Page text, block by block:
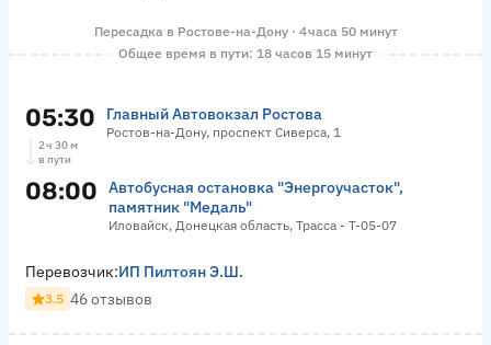
Пересадка в Ростове-на-Дону · 4 часа 50 минут
Общее время в пути: 18 часов 15 минут
05:30 Главный Автовокзал Ростова
Ростов-на-Дону, проспект Сиверса, 1
2 ч 30 м
в пути
08:00
Автобусная остановка "Энергоучасток",
памятник "Медаль"
Иловайск, Донецкая область, Трасса - Т-05-07
Перевозчик:ИП Пилтоян Э.Ш.
3.5 46 отзывов